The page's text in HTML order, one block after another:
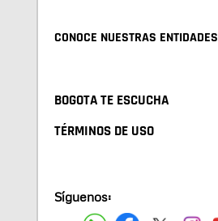
CONOCE NUESTRAS ENTIDADES
BOGOTA TE ESCUCHA
TÉRMINOS DE USO
Síguenos: